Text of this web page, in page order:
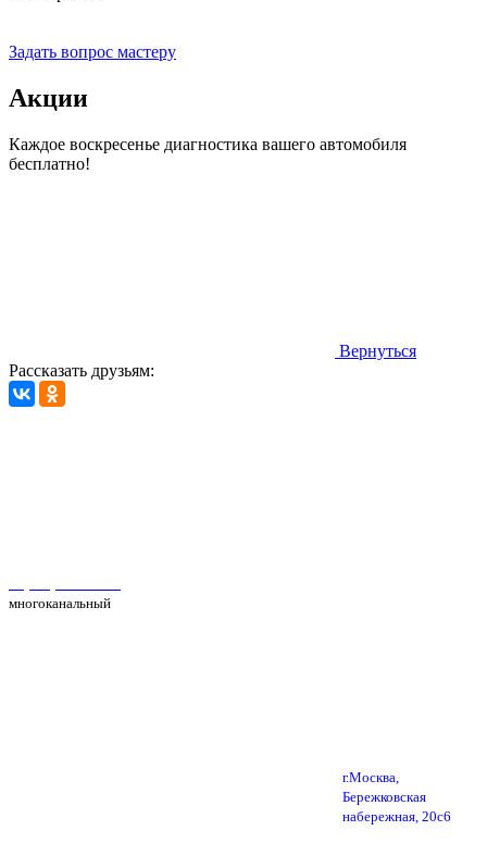
Задать вопрос мастеру
Акции
Каждое воскресенье диагностика вашего автомобиля
бесплатно!
Вернуться
Рассказать друзьям:
многоканальный
г.Москва,
Бережковская
набережная, 20с6